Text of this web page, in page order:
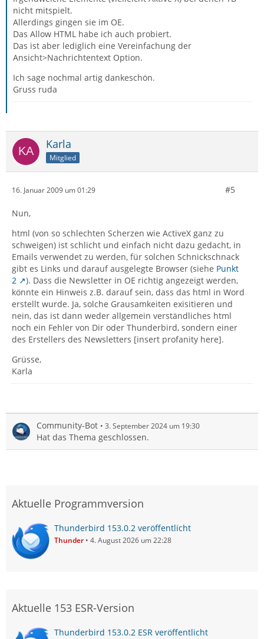
nicht mitspielt.
Allerdings gingen sie im OE.
Das Allow HTML habe ich auch probiert.
Das ist aber lediglich eine Vereinfachung der
Ansicht>Nachrichtentext Option.
Ich sage nochmal artig dankeschön.
Gruss ruda
Karla
Mitglied
16. Januar 2009 um 01:29 #5
Nun,
html (von so schlechten Scherzen wie ActiveX ganz zu
schweigen) ist schlicht und einfach nicht dazu gedacht, in
Emails verwendet zu werden, für solchen Schnickschnack
gibt es Links und darauf ausgelegte Browser (siehe Punkt
2
). Dass die Newsletter in OE richtig angezeigt werden,
könnte ein Hinweis z.B. darauf sein, dass das html in Word
erstellt wurde. Ja, solche Grausamkeiten exisitieren und
nein, das ist dann weder allgemein verständliches html
noch ein Fehler von Dir oder Thunderbird, sondern einer
des Erstellers des Newsletters [insert profanity here].
Grüsse,
Karla
Community-Bot 3. September 2024 um 19:30
Hat das Thema geschlossen.
Aktuelle Programmversion
Thunderbird 153.0.2 veröffentlicht
Thunder 4. August 2026 um 22:28
Aktuelle 153 ESR-Version
Thunderbird 153.0.2 ESR veröffentlicht